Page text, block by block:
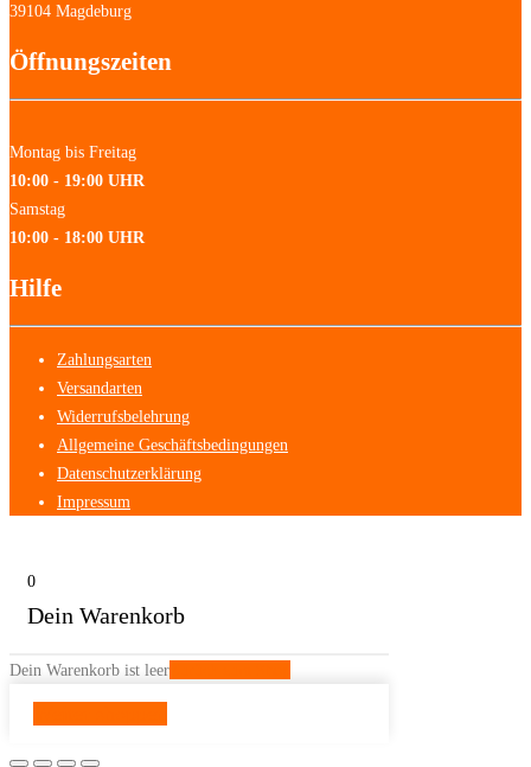
39104 Magdeburg
Öffnungszeiten
Montag bis Freitag
10:00 - 19:00 UHR
Samstag
10:00 - 18:00 UHR
Hilfe
Zahlungsarten
Versandarten
Widerrufsbelehrung
Allgemeine Geschäftsbedingungen
Datenschutzerklärung
Impressum
0
Dein Warenkorb
Dein Warenkorb ist leer